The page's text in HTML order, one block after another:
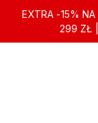
EXTRA -15%
299 ZŁ